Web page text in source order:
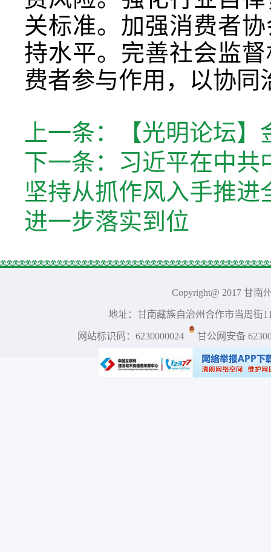
关标准。加强消费者
持水平。完善社会监
费者参与作用，以协同
上一条：
【光明论坛
下一条： 习近平在中共
坚持从抓作风入手推
进一步落实到位
Copyright@ 2017 甘南
地址：甘南藏族自治州合作市当周街
网站标识码：6230000024 甘公网安备